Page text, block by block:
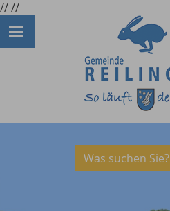
////
Was suchen Sie?